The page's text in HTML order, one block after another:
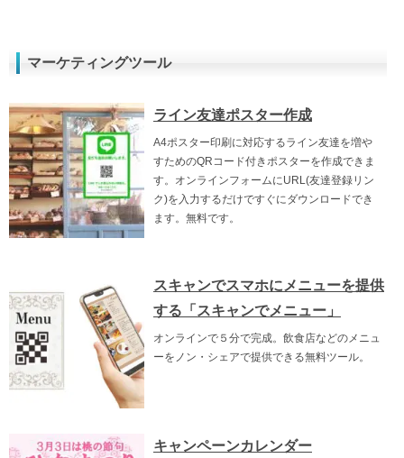
マーケティングツール
ライン友達ポスター作成
A4ポスター印刷に対応するライン友達を増や
すためのQRコード付きポスターを作成できま
す。オンラインフォームにURL(友達登録リン
ク)を入力するだけですぐにダウンロードでき
ます。無料です。
スキャンでスマホにメニューを提供
する「スキャンでメニュー」
オンラインで５分で完成。飲食店などのメニュ
ーをノン・シェアで提供できる無料ツール。
キャンペーンカレンダー